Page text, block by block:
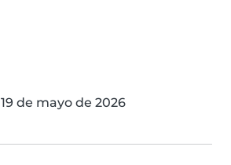
19 de mayo de 2026